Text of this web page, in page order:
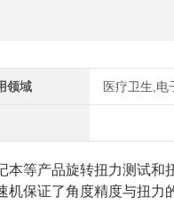
领域 医疗卫生,电
等产品旋转扭力测试和
保证了角度精度与扭力